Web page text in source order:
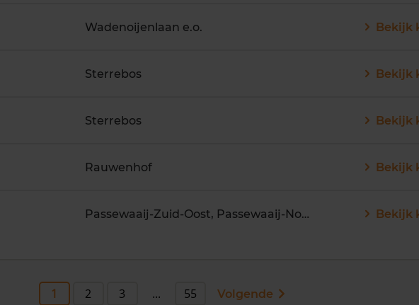
Wadenoijenlaan e.o. Bekijk
Sterrebos Bekijk
Sterrebos Bekijk
Rauwenhof Bekijk
Passewaaij-Zuid-Oost, Passewaaij-Noord-Oost Bekijk
1 2 3 ... 55 Volgende